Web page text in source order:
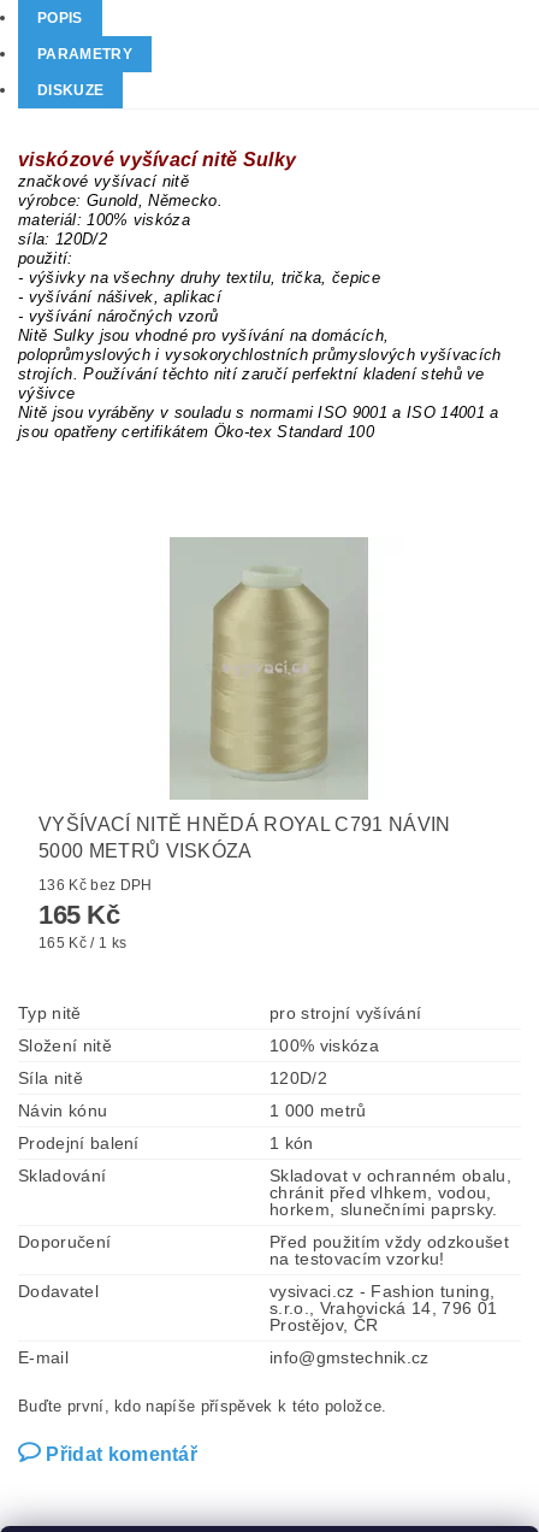
POPIS
PARAMETRY
DISKUZE
viskózové vyšívací nitě Sulky
značkové vyšívací nitě
výrobce: Gunold, Německo.
materiál: 100% viskóza
síla: 120D/2
použití:
- výšivky na všechny druhy textilu, trička, čepice
- vyšívání nášivek, aplikací
- vyšívání náročných vzorů
Nitě Sulky jsou vhodné pro vyšívání na domácích,
poloprůmyslových i vysokorychlostních průmyslových vyšívacích
strojích. Používání těchto nití zaručí perfektní kladení stehů ve
výšivce
Nitě jsou vyráběny v souladu s normami ISO 9001 a ISO 14001 a
jsou opatřeny certifikátem Öko-tex Standard 100
VYŠÍVACÍ NITĚ HNĚDÁ ROYAL C791 NÁVIN
5000 METRŮ VISKÓZA
136 Kč bez DPH
165 Kč
165 Kč / 1 ks
Typ nitě
pro strojní vyšívání
Složení nitě
100% viskóza
Síla nitě
120D/2
Návin kónu
1 000 metrů
Prodejní balení
1 kón
Skladování
Skladovat v ochranném obalu,
chránit před vlhkem, vodou,
horkem, slunečními paprsky.
Doporučení
Před použitím vždy odzkoušet
na testovacím vzorku!
Dodavatel
vysivaci.cz - Fashion tuning,
s.r.o., Vrahovická 14, 796 01
Prostějov, ČR
E-mail
info@gmstechnik.cz
Buďte první, kdo napíše příspěvek k této položce.
Přidat komentář